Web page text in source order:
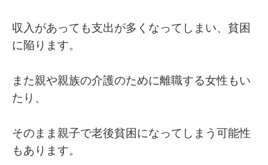
収入があっても支出が多くなってしまい、貧困
に陥ります。
また親や親族の介護のために離職する女性もい
たり、
そのまま親子で老後貧困になってしまう可能性
もあります。